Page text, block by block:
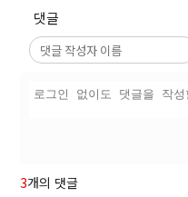
댓글
3개의 댓글